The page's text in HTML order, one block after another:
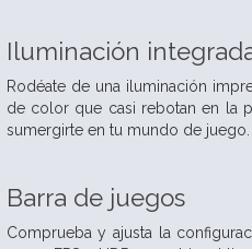
Iluminación
Rodéate de una iluminación
de color que casi rebotan en la
sumergirte en tu mundo de juego.
Barra de juegos
Comprueba y ajusta la